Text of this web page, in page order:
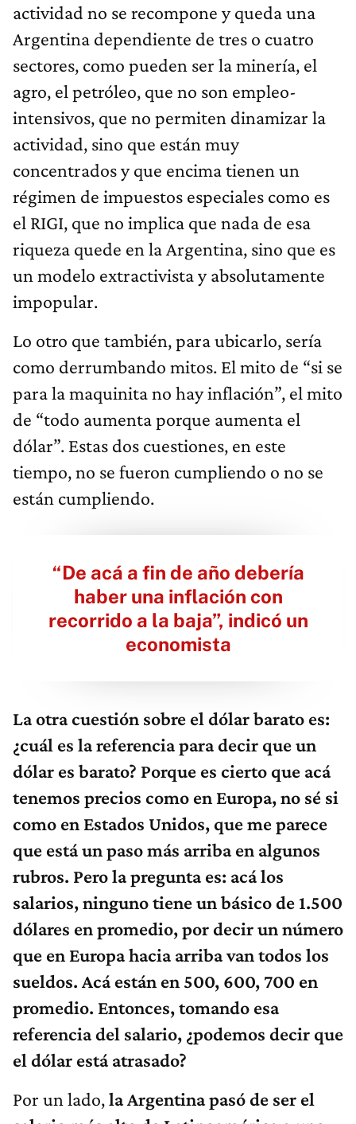
actividad no se recompone y queda una
Argentina dependiente de tres o cuatro
sectores, como pueden ser la minería, el
agro, el petróleo, que no son empleo-
intensivos, que no permiten dinamizar la
actividad, sino que están muy
concentrados y que encima tienen un
régimen de impuestos especiales como es
el RIGI, que no implica que nada de esa
riqueza quede en la Argentina, sino que es
un modelo extractivista y absolutamente
impopular.
Lo otro que también, para ubicarlo, sería
como derrumbando mitos. El mito de “si se
para la maquinita no hay inflación”, el mito
de “todo aumenta porque aumenta el
dólar”. Estas dos cuestiones, en este
tiempo, no se fueron cumpliendo o no se
están cumpliendo.
“De acá a fin de año debería
haber una inflación con
recorrido a la baja”, indicó un
economista
La otra cuestión sobre el dólar barato es:
¿cuál es la referencia para decir que un
dólar es barato? Porque es cierto que acá
tenemos precios como en Europa, no sé si
como en Estados Unidos, que me parece
que está un paso más arriba en algunos
rubros. Pero la pregunta es: acá los
salarios, ninguno tiene un básico de 1.500
dólares en promedio, por decir un número
que en Europa hacia arriba van todos los
sueldos. Acá están en 500, 600, 700 en
promedio. Entonces, tomando esa
referencia del salario, ¿podemos decir que
el dólar está atrasado?
Por un lado,la Argentina pasó de ser el